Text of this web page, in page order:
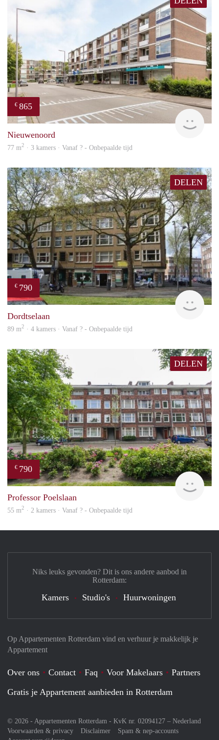
€ 865
Nieuwenoord
77 m2 · 3 kamers · Vanaf ? - Onbepaalde tijd
DELEN
€ 790
Dordtselaan
89 m2 · 4 kamers · Vanaf ? - Onbepaalde tijd
DELEN
€ 790
Professor Poelslaan
55 m2 · 2 kamers · Vanaf ? - Onbepaalde tijd
Op Appartementen Rotterdam vind en verhuur je makkelijk je
Appartement
Over ons Contact Faq Voor Makelaars
Partners
Gratis je Appartement aanbieden in Rotterdam
© 2026 - Appartementen Rotterdam - KvK nr. 02094127 – Nederland
Voorwaarden & privacy
Disclaimer
Spam & nep-accounts
Niks leuks gevonden? Dit is ons andere aanbod in
Rotterdam:
Kamers Studio's Huurwoningen